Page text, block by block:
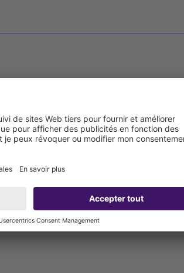
car ajustable latéralement, y